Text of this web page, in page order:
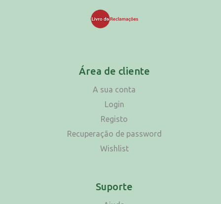
Área de cliente
A sua conta
Login
Registo
Recuperação de password
Wishlist
Suporte